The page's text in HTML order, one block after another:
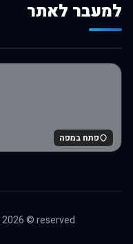
למעבר לאתר
לרכישה באלי אקספרס
פתח במפה
2026© reserved